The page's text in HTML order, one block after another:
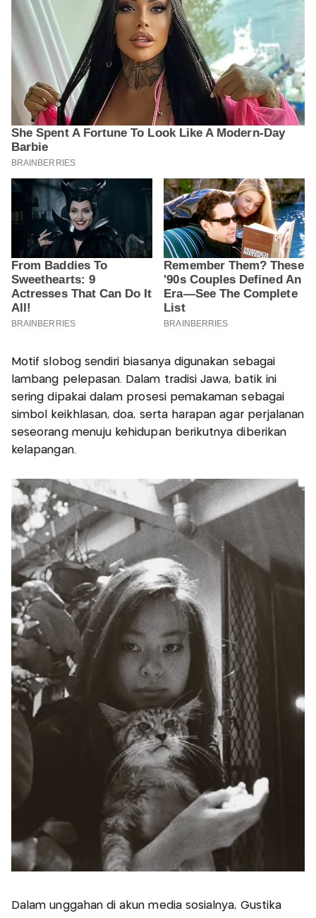
Motif slobog sendiri biasanya digunakan sebagai
lambang pelepasan. Dalam tradisi Jawa, batik ini
sering dipakai dalam prosesi pemakaman sebagai
simbol keikhlasan, doa, serta harapan agar perjalanan
seseorang menuju kehidupan berikutnya diberikan
kelapangan.
Dalam unggahan di akun media sosialnya, Gustika